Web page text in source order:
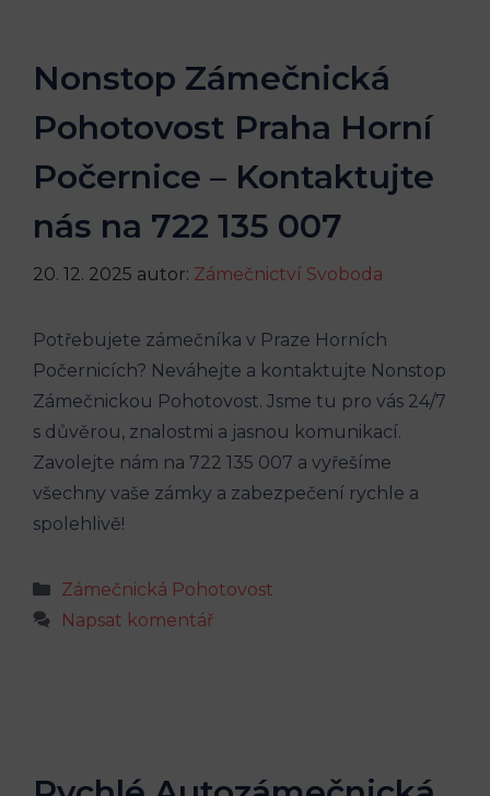
Nonstop Zámečnická
Pohotovost Praha Horní
Počernice – Kontaktujte
nás na 722 135 007
20. 12. 2025 autor: Zámečnictví Svoboda
Potřebujete zámečníka v Praze Horních
Počernicích? Neváhejte a kontaktujte Nonstop
Zámečnickou Pohotovost. Jsme tu pro vás 24/7
s důvěrou, znalostmi a jasnou komunikací.
Zavolejte nám na 722 135 007 a vyřešíme
všechny vaše zámky a zabezpečení rychle a
spolehlivě!
Rubriky
Zámečnická Pohotovost
Napsat komentář